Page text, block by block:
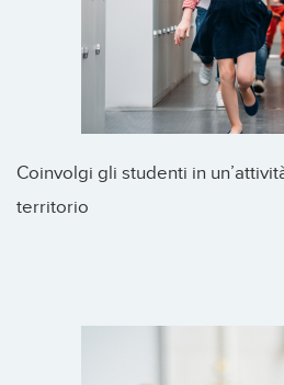
Coinvolgi gli studenti in
territorio